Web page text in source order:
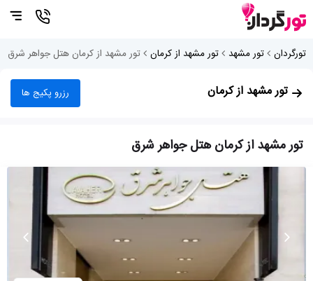
تورگردان تور مشهد تور مشهد از کرمان تور مشهد از کرمان هتل جواهر شرق
تور مشهد از کرمان رزرو پکیج ها
تور مشهد از کرمان هتل جواهر شرق